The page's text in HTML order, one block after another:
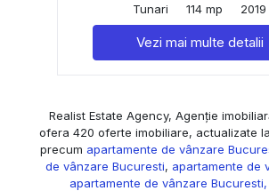
Tunari
114 mp 2019
Vezi mai multe detalii
Realist Estate Agency, Agenție
ofera 420 oferte imobiliare, actualizate
precum apartamente de vânzare
de vânzare Bucuresti, apartamente de
apartamente de vânzare Bucuresti,